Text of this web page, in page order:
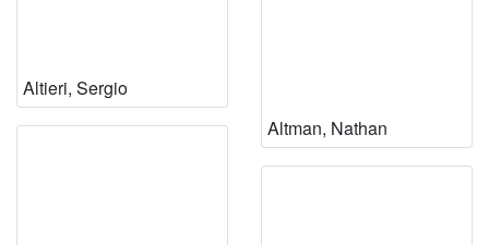
Altieri, Sergio
Altman, Nathan